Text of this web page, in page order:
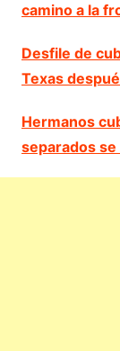
camino a la
Desfile de
Texas
Hermanos
separados